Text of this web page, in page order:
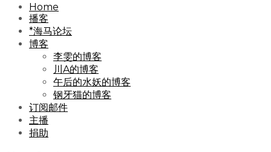
Home
播客
*海马论坛
博客
李雯的博客
川A的博客
午后的水妖的博客
钢牙猫的博客
订阅邮件
主播
捐助